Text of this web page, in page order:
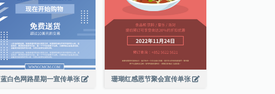
蓝白色网路星期一宣传单张 珊瑚红感恩节聚会宣传单张